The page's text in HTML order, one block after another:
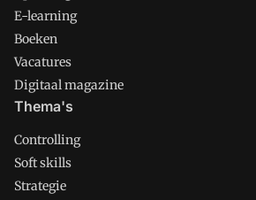
E-learning
Boeken
Vacatures
Digitaal magazine
Thema's
Controlling
Soft skills
Strategie